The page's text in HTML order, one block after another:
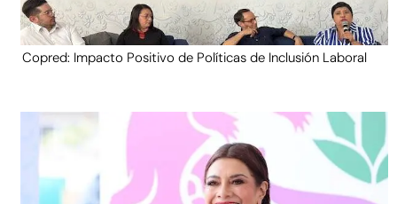
Copred: Impacto Positivo de Políticas de Inclusión Laboral